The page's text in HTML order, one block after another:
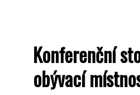
Konferenční
obývací